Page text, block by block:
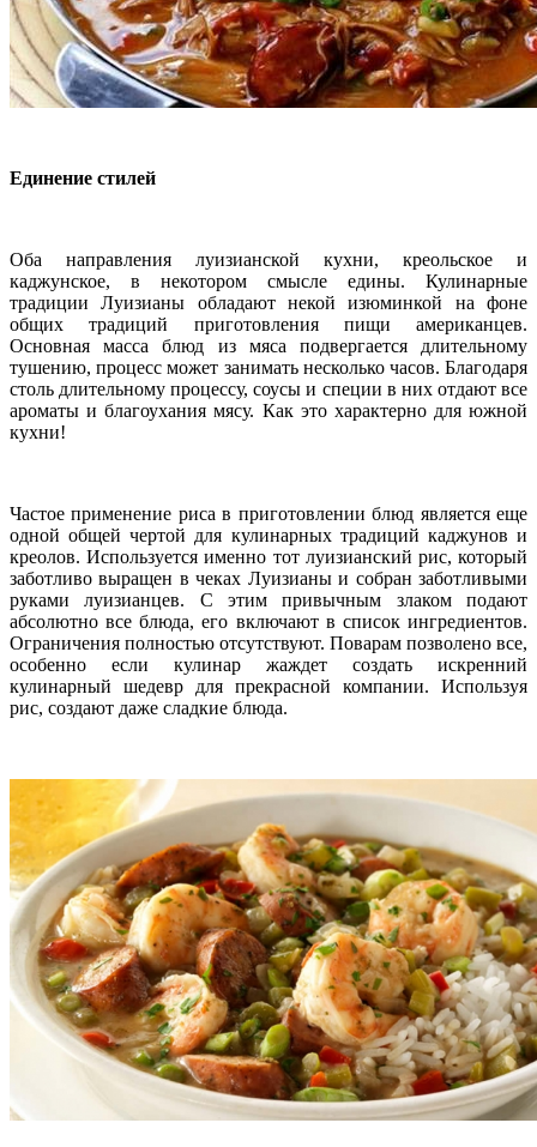
Единение стилей
Оба направления луизианской кухни, креольское и
каджунское, в некотором смысле едины. Кулинарные
традиции Луизианы обладают некой изюминкой на фоне
общих традиций приготовления пищи американцев.
Основная масса блюд из мяса подвергается длительному
тушению, процесс может занимать несколько часов. Благодаря
столь длительному процессу, соусы и специи в них отдают все
ароматы и благоухания мясу. Как это характерно для южной
кухни!
Частое применение риса в приготовлении блюд является еще
одной общей чертой для кулинарных традиций каджунов и
креолов. Используется именно тот луизианский рис, который
заботливо выращен в чеках Луизианы и собран заботливыми
руками луизианцев. С этим привычным злаком подают
абсолютно все блюда, его включают в список ингредиентов.
Ограничения полностью отсутствуют. Поварам позволено все,
особенно если кулинар жаждет создать искренний
кулинарный шедевр для прекрасной компании. Используя
рис, создают даже сладкие блюда.